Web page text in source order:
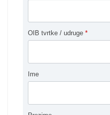
OIB tvrtke / udruge *
Ime